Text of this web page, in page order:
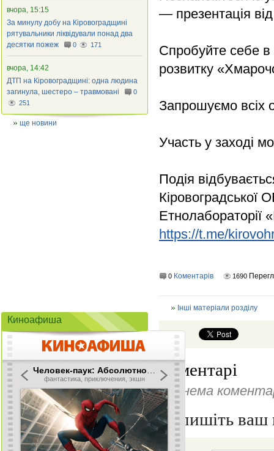
— презентація
Спробуйте себе в
розвитку
Запрошуємо всіх
Участь у заході
Подія
Кіровоградської
Етнолабораторії
https://t.me/
0 Коментарів 1690
Інші матеріали розділу
Коментарі
Ще нема
Напишіть ваш
вчора, 15:15
За минулу добу на Кіровоградщині
рятувальники ліквідували понад два
десятки пожеж
0 171
вчора, 14:42
ДТП на Кіровоградщині: одна людина
загинула, шестеро – травмовані
0
251
ще новини
Киноафиша